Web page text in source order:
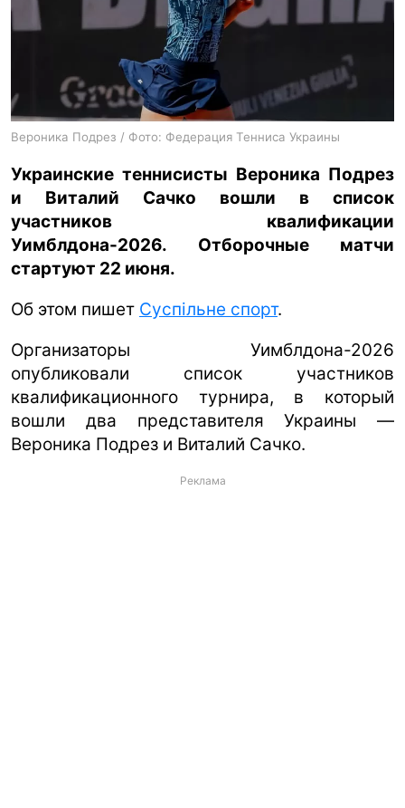
ua
Вероника Подрез / Фото: Федерация Тенниса Украины
Украинские теннисисты Вероника Подрез
и Виталий Сачко вошли в список
участников квалификации
Уимблдона-2026. Отборочные матчи
стартуют 22 июня.
Об этом пишет Суспільне спорт.
Организаторы Уимблдона-2026
опубликовали список участников
квалификационного турнира, в который
вошли два представителя Украины —
Вероника Подрез и Виталий Сачко.
Реклама